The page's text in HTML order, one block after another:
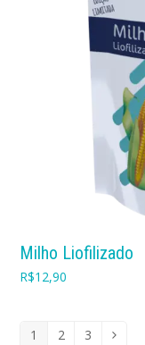
Milho Liofilizado
R$12,90
1 2 3